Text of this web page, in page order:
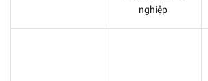
nghiệp